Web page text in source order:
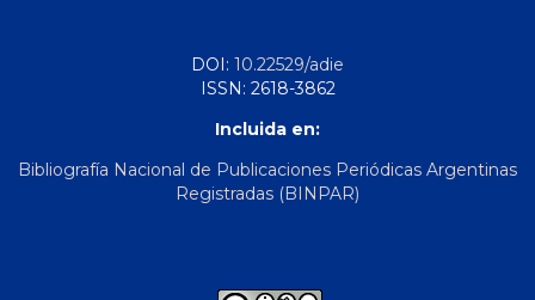
DOI: 10.22529/adie
ISSN: 2618-3862
Incluida en:
Bibliografía Nacional de Publicaciones Periódicas Argentinas
Registradas (BINPAR)